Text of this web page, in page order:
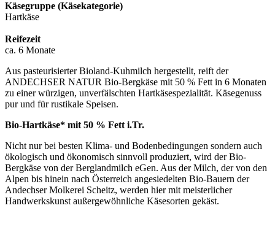
Käsegruppe (Käsekategorie)
Hartkäse
Reifezeit
ca. 6 Monate
Aus pasteurisierter Bioland-Kuhmilch hergestellt, reift der
ANDECHSER NATUR Bio-Bergkäse mit 50 % Fett in 6 Monaten
zu einer würzigen, unverfälschten Hartkäsespezialität. Käsegenuss
pur und für rustikale Speisen.
Bio-Hartkäse* mit 50 % Fett i.Tr.
Nicht nur bei besten Klima- und Bodenbedingungen sondern auch
ökologisch und ökonomisch sinnvoll produziert, wird der Bio-
Bergkäse von der Berglandmilch eGen. Aus der Milch, der von den
Alpen bis hinein nach Österreich angesiedelten Bio-Bauern der
Andechser Molkerei Scheitz, werden hier mit meisterlicher
Handwerkskunst außergewöhnliche Käsesorten gekäst.